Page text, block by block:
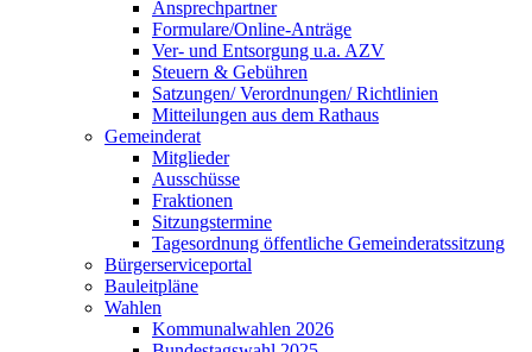
Ansprechpartner
Formulare/Online-Anträge
Ver- und Entsorgung u.a. AZV
Steuern & Gebühren
Satzungen/ Verordnungen/ Richtlinien
Mitteilungen aus dem Rathaus
Gemeinderat
Mitglieder
Ausschüsse
Fraktionen
Sitzungstermine
Tagesordnung öffentliche Gemeinderatssitzung
Bürgerserviceportal
Bauleitpläne
Wahlen
Kommunalwahlen 2026